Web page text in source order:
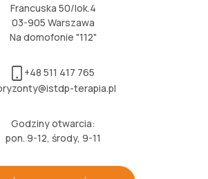
Francuska 50/lok.4
03-905 Warszawa
Na domofonie "112"
+48 511 417 765
terapia.pl
Godziny otwarcia:
pon. 9-12, środy, 9-11